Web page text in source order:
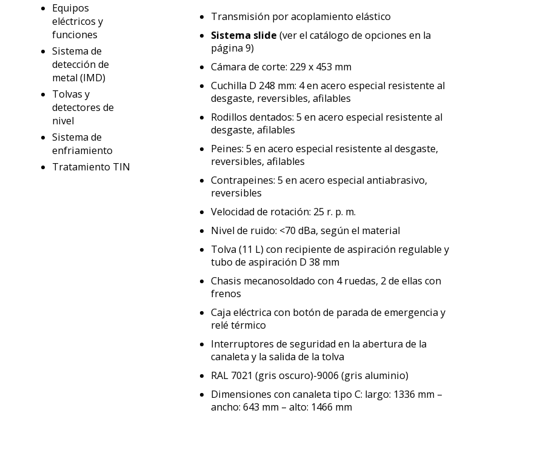
Equipos
eléctricos y
funciones
Sistema de
detección de
metal (IMD)
Tolvas y
detectores de
nivel
Sistema de
enfriamiento
Tratamiento TIN
Transmisión por acoplamiento elástico
Sistema slide (ver el catálogo de opciones en la
página 9)
Cámara de corte: 229 x 453 mm
Cuchilla D 248 mm: 4 en acero especial resistente al
desgaste, reversibles, afilables
Rodillos dentados: 5 en acero especial resistente al
desgaste, afilables
Peines: 5 en acero especial resistente al desgaste,
reversibles, afilables
Contrapeines: 5 en acero especial antiabrasivo,
reversibles
Velocidad de rotación: 25 r. p. m.
Nivel de ruido: <70 dBa, según el material
Tolva (11 L) con recipiente de aspiración regulable y
tubo de aspiración D 38 mm
Chasis mecanosoldado con 4 ruedas, 2 de ellas con
frenos
Caja eléctrica con botón de parada de emergencia y
relé térmico
Interruptores de seguridad en la abertura de la
canaleta y la salida de la tolva
RAL 7021 (gris oscuro)-9006 (gris aluminio)
Dimensiones con canaleta tipo C: largo: 1336 mm –
ancho: 643 mm – alto: 1466 mm